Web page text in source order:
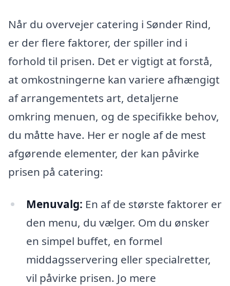
Når du overvejer catering i Sønder Rind,
er der flere faktorer, der spiller ind i
forhold til prisen. Det er vigtigt at forstå,
at omkostningerne kan variere afhængigt
af arrangementets art, detaljerne
omkring menuen, og de specifikke behov,
du måtte have. Her er nogle af de mest
afgørende elementer, der kan påvirke
prisen på catering:
Menuvalg: En af de største faktorer er
den menu, du vælger. Om du ønsker
en simpel buffet, en formel
middagsservering eller specialretter,
vil påvirke prisen. Jo mere